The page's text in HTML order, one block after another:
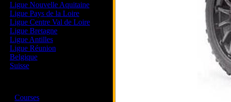
Ligue Nouvelle Aquitaine
Ligue Pays de la Loire
Ligue Centre Val de Loire
Ligue Bretagne
Ligue Antilles
Ligue Réunion
Belgique
Suisse
Courses